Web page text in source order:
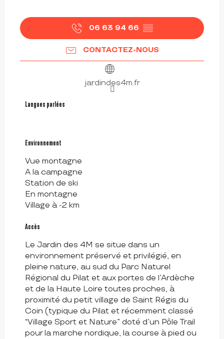
06 63 94 66 ▒▒
CONTACTEZ-NOUS
jardindes4m.fr
Langues parlées
Langues parlées
Environnement
Environnement
Vue montagne
A la campagne
Station de ski
En montagne
Village à -2 km
Accès
Accès
Le Jardin des 4M se situe dans un
environnement préservé et privilégié, en
pleine nature, au sud du Parc Naturel
Régional du Pilat et aux portes de l’Ardèche
et de la Haute Loire toutes proches, à
proximité du petit village de Saint Régis du
Coin (typique du Pilat et récemment classé
“Village Sport et Nature” doté d’un Pôle Trail
pour la marche nordique, la course à pied ou